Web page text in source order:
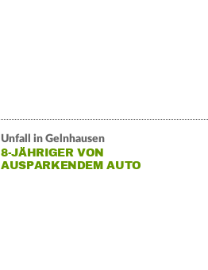
Unfall in Gelnhausen
8-JÄHRIGER VON
AUSPARKENDEM AUTO